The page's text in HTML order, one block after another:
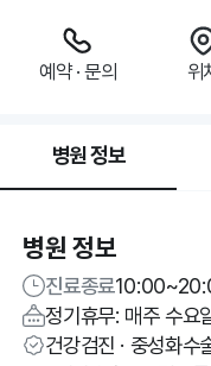
예약 · 문의 위
병원 정보
병원 정보
진료종료
정기휴무: 매주 수요
건강검진 · 중성화수